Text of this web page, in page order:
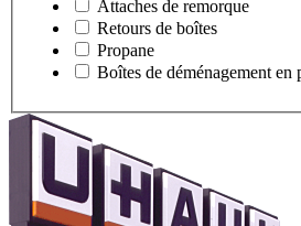
Attaches de remorque
Retours de boîtes
Propane
Boîtes de déménagement en